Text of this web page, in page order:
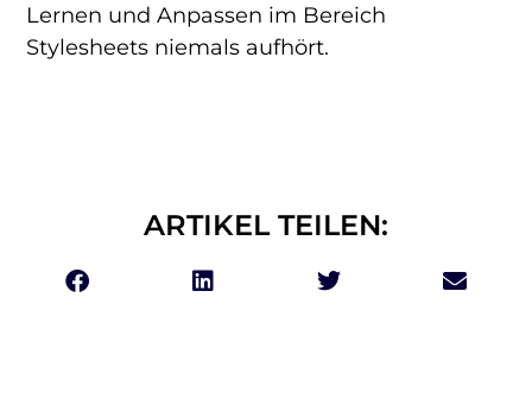
Lernen und Anpassen im Bereich
Stylesheets niemals aufhört.
ARTIKEL TEILEN: